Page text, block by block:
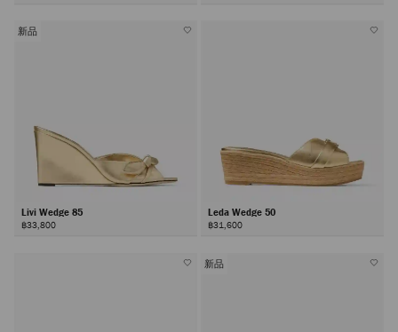
新品
Livi Wedge 85
฿33,800
Leda Wedge 50
฿31,600
新品